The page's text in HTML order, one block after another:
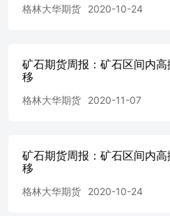
人或组织，任何个人或组织
可，任何单位或个人不得以
容。除非另有说明，本报告
达 期 货 简 介 】 信达期货
货业务许可证》，浙江省
一社会信用代码：
格林大华期货 2020-10-24
矿石期货周报：矿石区间内
移
格林大华期货 2020-11-07
矿石期货周报：矿石区间内
移
格林大华期货 2020-10-24